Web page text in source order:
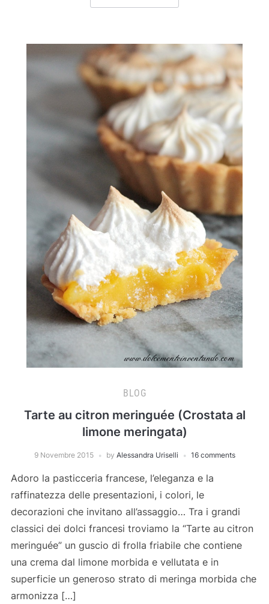
BLOG
Tarte au citron meringuée (Crostata al
limone meringata)
9 Novembre 2015 by Alessandra Uriselli 16 comments
Adoro la pasticceria francese, l’eleganza e la
raffinatezza delle presentazioni, i colori, le
decorazioni che invitano all’assaggio… Tra i grandi
classici dei dolci francesi troviamo la “Tarte au citron
meringuée” un guscio di frolla friabile che contiene
una crema dal limone morbida e vellutata e in
superficie un generoso strato di meringa morbida che
armonizza […]